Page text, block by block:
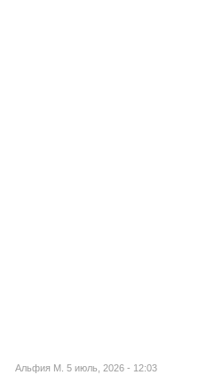
Альфия М. 5 июль, 2026 - 12:03